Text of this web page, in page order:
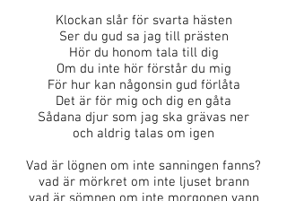
Klockan slår för svarta hästen
Ser du gud sa jag till prästen
Hör du honom tala till dig
Om du inte hör förstår du mig
För hur kan någonsin gud förlåta
Det är för mig och dig en gåta
Sådana djur som jag ska grävas ner
och aldrig talas om igen
Vad är lögnen om inte sanningen fanns?
vad är mörkret om inte ljuset brann